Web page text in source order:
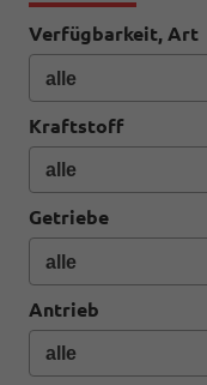
Verfügbarkeit, Art
Kraftstoff
Getriebe
Antrieb